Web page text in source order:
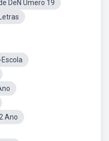
DeN Umero 19
Ano